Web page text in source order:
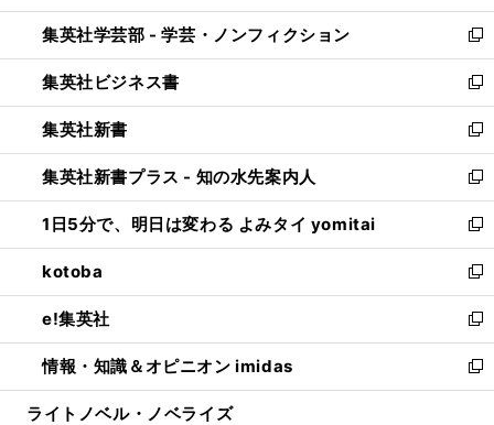
開
く
ウ
で
開
く
ン
ド
ウ
で
開
く
ウ
ィ
ン
ド
ウ
で
開
く
集英社学芸部 - 学芸・ノンフィクション
新
し
い
ウ
ィ
ン
ド
ウ
で
開
く
集英社ビジネス書
新
し
い
ウ
ィ
ン
ド
ウ
で
開
く
集英社新書
新
し
い
ウ
ィ
ン
ド
ウ
で
開
く
集英社新書プラス - 知の水先案内人
新
し
い
ウ
ィ
ン
ド
ウ
で
開
1日5分で、明日は変わる よみタイ yomitai
新
し
い
ウ
ィ
ン
ド
ウ
kotoba
新
し
い
ウ
ィ
ン
e!集英社
新
し
い
ウ
情報・知識＆オピニオン imidas
新
し
ライトノベル・ノベライズ